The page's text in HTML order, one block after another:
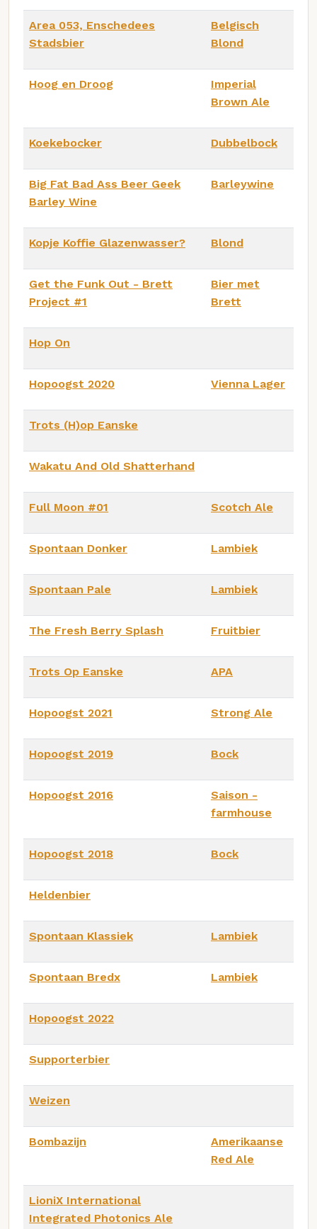
Area 053, Enschedees
Stadsbier
Belgisch
Blond
Hoog en Droog
Imperial
Brown Ale
Koekebocker Dubbelbock
Big Fat Bad Ass Beer Geek
Barley Wine
Barleywine
Kopje Koffie Glazenwasser? Blond
Get the Funk Out - Brett
Project #1
Bier met
Brett
Hop On
Hopoogst 2020 Vienna Lager
Trots (H)op Eanske
Wakatu And Old Shatterhand
Full Moon #01 Scotch Ale
Spontaan Donker Lambiek
Spontaan Pale Lambiek
The Fresh Berry Splash Fruitbier
Trots Op Eanske APA
Hopoogst 2021 Strong Ale
Hopoogst 2019 Bock
Hopoogst 2016
Saison -
farmhouse
Hopoogst 2018 Bock
Heldenbier
Spontaan Klassiek Lambiek
Spontaan Bredx Lambiek
Hopoogst 2022
Supporterbier
Weizen
Bombazijn
Amerikaanse
Red Ale
LioniX International
Integrated Photonics Ale